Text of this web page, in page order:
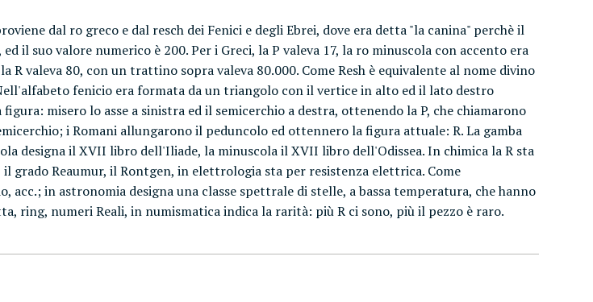
dal ro greco e dal resch dei Fenici e degli Ebrei, dove era detta "la canina" perchè il
il suo valore numerico è 200. Per i Greci, la P valeva 17, la ro minuscola con accento era
R valeva 80, con un trattino sopra valeva 80.000. Come Resh è equivalente al nome divino
fenicio era formata da un triangolo con il vertice in alto ed il lato destro
misero lo asse a sinistra ed il semicerchio a destra, ottenendo la P, che chiamarono
i Romani allungarono il peduncolo ed ottennero la figura attuale: R. La gamba
designa il XVII libro dell'Iliade, la minuscola il XVII libro dell'Odissea. In chimica la R sta
grado Reaumur, il Rontgen, in elettrologia sta per resistenza elettrica. Come
acc.; in astronomia designa una classe spettrale di stelle, a bassa temperatura, che hanno
ring, numeri Reali, in numismatica indica la rarità: più R ci sono, più il pezzo è raro.